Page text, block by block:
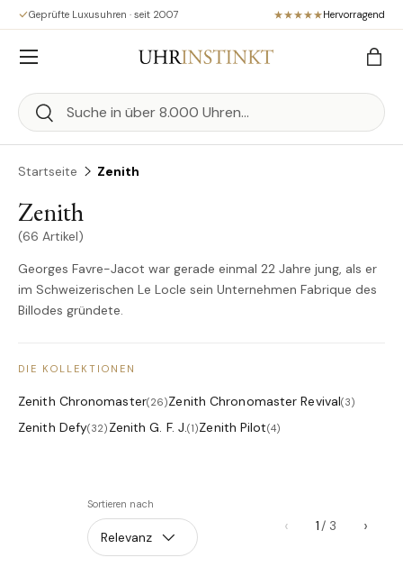
Direkt zum Inhalt
Geprüfte Luxusuhren · seit 2007 Hervorragend
Suchen
Suchen
Menü
Startseite Zenith
Zenith
(66 Artikel)
Georges Favre-Jacot war gerade einmal 22 Jahre jung, als er
im Schweizerischen Le Locle sein Unternehmen Fabrique des
Billodes gründete.
DIE KOLLEKTIONEN
Zenith Chronomaster(26)Zenith Chronomaster Revival(3)
Zenith Defy(32) Zenith G. F. J.(1)Zenith Pilot(4)
Sortieren nach
Relevanz
‹ 1 ›